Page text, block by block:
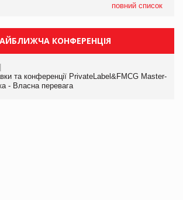
повний список
КОНФЕРЕНЦІЯ
та конференції PrivateLabel&FMCG Master-
- Власна перевага